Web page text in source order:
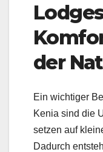
der
Ein wichtiger
Kenia sind die
setzen auf
Dadurch